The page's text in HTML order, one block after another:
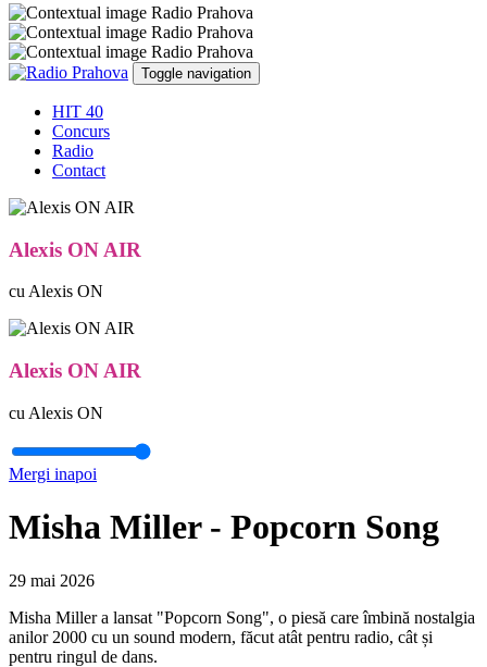
Toggle navigation
HIT 40
Concurs
Radio
Contact
Alexis ON AIR
cu Alexis ON
Alexis ON AIR
cu Alexis ON
Mergi inapoi
Misha Miller - Popcorn Song
29 mai 2026
Misha Miller a lansat "Popcorn Song", o piesă care îmbină nostalgia
anilor 2000 cu un sound modern, făcut atât pentru radio, cât și
pentru ringul de dans.